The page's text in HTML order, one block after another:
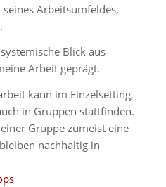
Arbeitsumfeldes,
Blick aus
Arbeit geprägt.
kann im Einzelsetting,
in Gruppen stattfinden.
Gruppe zumeist eine
nachhaltig in